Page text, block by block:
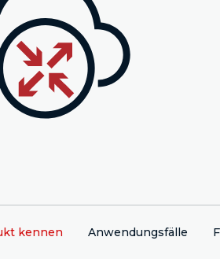
kennen Anwendungsfälle